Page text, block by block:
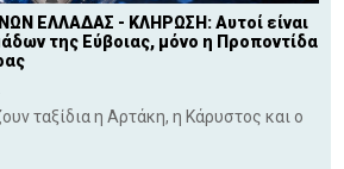
ΕΛΛΑΔΑΣ - ΚΛΗΡΩΣΗ: Αυτοί είναι
της Εύβοιας, μόνο η Προποντίδα
ταξίδια η Αρτάκη, η Κάρυστος και ο